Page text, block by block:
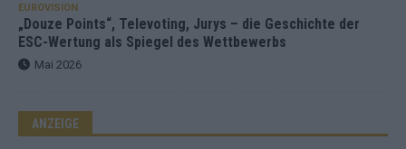
EUROVISION
„Douze Points“, Televoting, Jurys – die Geschichte der
ESC-Wertung als Spiegel des Wettbewerbs
Mai 2026
ANZEIGE